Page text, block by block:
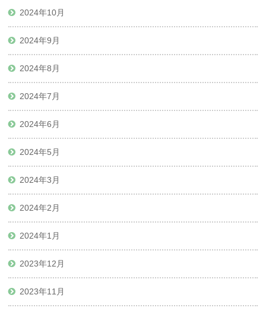
2024年10月
2024年9月
2024年8月
2024年7月
2024年6月
2024年5月
2024年3月
2024年2月
2024年1月
2023年12月
2023年11月